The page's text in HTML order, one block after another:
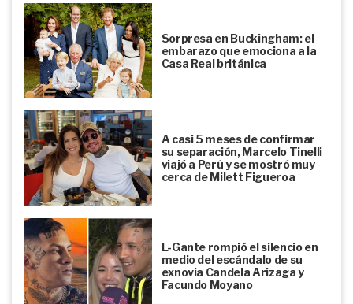
Sorpresa en Buckingham: el
embarazo que emociona a la
Casa Real británica
A casi 5 meses de confirmar
su separación, Marcelo Tinelli
viajó a Perú y se mostró muy
cerca de Milett Figueroa
L-Gante rompió el silencio en
medio del escándalo de su
exnovia Candela Arizaga y
Facundo Moyano